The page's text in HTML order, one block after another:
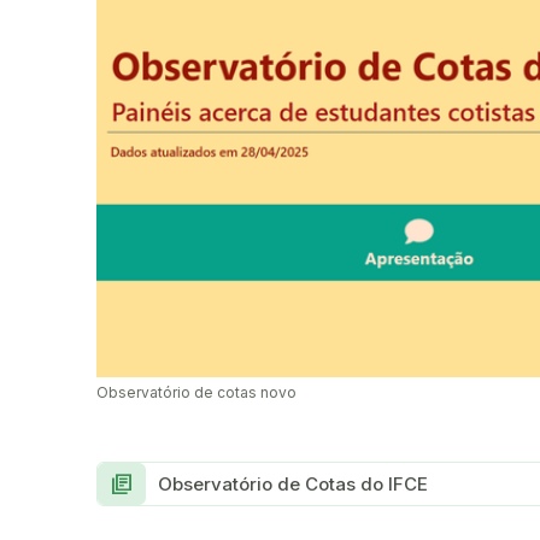
Observatório de cotas novo
library_books Observatório de Cotas do IFCE